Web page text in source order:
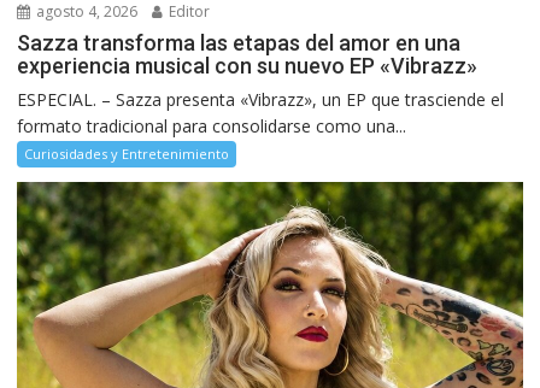
agosto 4, 2026 Editor
Sazza transforma las etapas del amor en una
experiencia musical con su nuevo EP «Vibrazz»
ESPECIAL. – Sazza presenta «Vibrazz», un EP que trasciende el
formato tradicional para consolidarse como una...
Curiosidades y Entretenimiento